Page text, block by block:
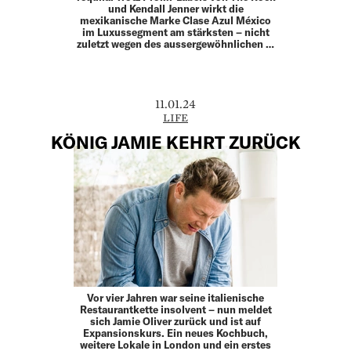
und Kendall Jenner wirkt die
mexikanische Marke Clase Azul México
im Luxussegment am stärksten – nicht
zuletzt wegen des aussergewöhnlichen …
11.01.24
LIFE
KÖNIG JAMIE KEHRT ZURÜCK
Vor vier Jahren war seine italienische
Restaurantkette insolvent – nun meldet
sich Jamie Oliver zurück und ist auf
Expansionskurs. Ein neues Kochbuch,
weitere Lokale in London und ein erstes